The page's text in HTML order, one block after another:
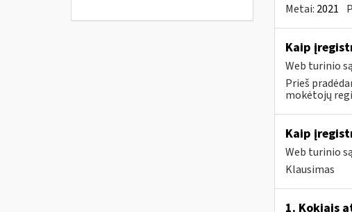
Metai: 2021
Kaip
Web turinio
Prieš
mokėtojų
Kaip
Web turinio
Klausimas
1. Kokiais